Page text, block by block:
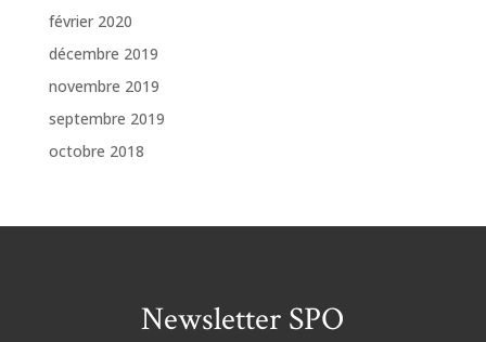
février 2020
décembre 2019
novembre 2019
septembre 2019
octobre 2018
Newsletter SPO